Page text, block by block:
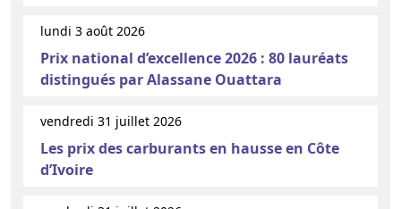
lundi 3 août 2026
Prix national d’excellence 2026 : 80 lauréats
distingués par Alassane Ouattara
vendredi 31 juillet 2026
Les prix des carburants en hausse en Côte
d’Ivoire